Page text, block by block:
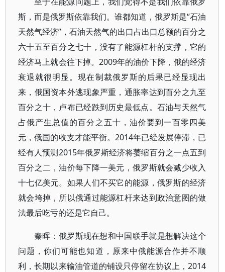
斯，而是俄罗斯依靠我们。谁都知道，俄罗斯是“石油
天然气经济”，石油天然气的出口占出口总额的百分之
六十五至百分之七十，没有了能源杠杆的支撑，它的
经济马上就会往下掉。2009年的油价下降，俄的经济
衰退就很明显。现在制裁俄罗斯的后果已经显现出
来，俄国资本外逃现象严重，通胀率达到百分之九至
百分之十，卢布已经跌到历史最低点。石油与天然气
占俄产生总值的百分之五十，油价要到一百零四美
元，俄国的收支才能平衡。2014年已经发展停滞，已
经有人预测2015年俄罗斯经济将萎缩百分之一点五到
百分之二，油价每下降一美元，俄罗斯就会减少收入
十七亿美元。如果人们不买它的能源，俄罗斯的经济
就会垮掉，所以俄通过能源杠杆来达到政治意图的做
法最后吃亏的还是它自己。
秦晖：俄罗斯现在想和中国联手就是想解决这个
问题，你们可能也知道，原来中俄能源合作并不顺
利，长期以来输油管道的铺设只停留在协议上，2014